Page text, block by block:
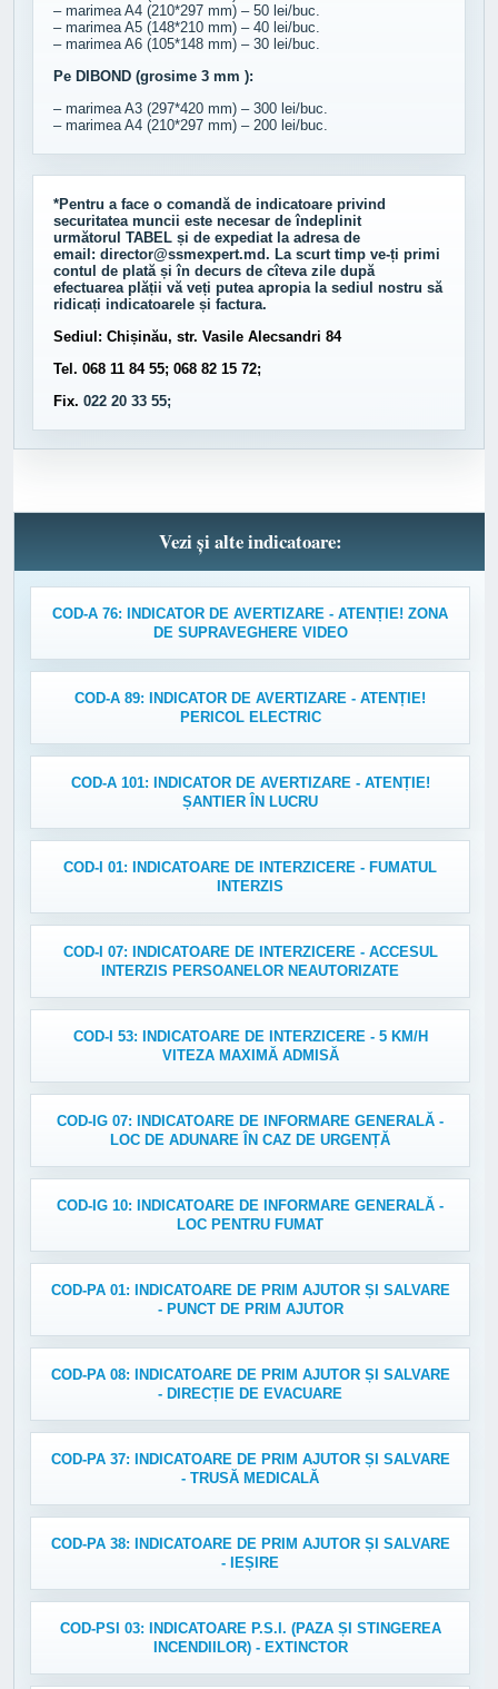
– marimea A4 (210*297 mm) – 50 lei/buc.
– marimea A5 (148*210 mm) – 40 lei/buc.
– marimea A6 (105*148 mm) – 30 lei/buc.
Pe DIBOND (grosime 3 mm ):
– marimea A3 (297*420 mm) – 300 lei/buc.
– marimea A4 (210*297 mm) – 200 lei/buc.
*Pentru a face o comandă de indicatoare privind
securitatea muncii este necesar de îndeplinit
următorul TABEL și de expediat la adresa de
email: director@ssmexpert.md. La scurt timp ve-ți primi
contul de plată și în decurs de cîteva zile după
efectuarea plății vă veți putea apropia la sediul nostru să
ridicați indicatoarele și factura.
Sediul: Chișinău, str. Vasile Alecsandri 84
Tel. 068 11 84 55; 068 82 15 72;
Fix. 022 20 33 55;
Vezi și alte indicatoare:
COD-A 76: INDICATOR DE AVERTIZARE - ATENȚIE! ZONA
DE SUPRAVEGHERE VIDEO
COD-A 89: INDICATOR DE AVERTIZARE - ATENȚIE!
PERICOL ELECTRIC
COD-A 101: INDICATOR DE AVERTIZARE - ATENȚIE!
ȘANTIER ÎN LUCRU
COD-I 01: INDICATOARE DE INTERZICERE - FUMATUL
INTERZIS
COD-I 07: INDICATOARE DE INTERZICERE - ACCESUL
INTERZIS PERSOANELOR NEAUTORIZATE
COD-I 53: INDICATOARE DE INTERZICERE - 5 KM/H
VITEZA MAXIMĂ ADMISĂ
COD-IG 07: INDICATOARE DE INFORMARE GENERALĂ -
LOC DE ADUNARE ÎN CAZ DE URGENȚĂ
COD-IG 10: INDICATOARE DE INFORMARE GENERALĂ -
LOC PENTRU FUMAT
COD-PA 01: INDICATOARE DE PRIM AJUTOR ȘI SALVARE
- PUNCT DE PRIM AJUTOR
COD-PA 08: INDICATOARE DE PRIM AJUTOR ȘI SALVARE
- DIRECȚIE DE EVACUARE
COD-PA 37: INDICATOARE DE PRIM AJUTOR ȘI SALVARE
- TRUSĂ MEDICALĂ
COD-PA 38: INDICATOARE DE PRIM AJUTOR ȘI SALVARE
- IEȘIRE
COD-PSI 03: INDICATOARE P.S.I. (PAZA ȘI STINGEREA
INCENDIILOR) - EXTINCTOR